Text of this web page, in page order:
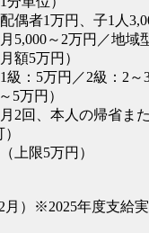
偶者1万円、子1人
5,000～2万円／地域
額5万円）
級：5万円／2級：2～
5万円）
2回、本人の帰省ま
上限5万円）
月）※2025年度支給